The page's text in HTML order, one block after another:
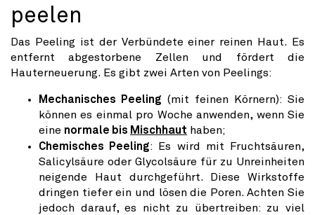
peelen
Das Peeling ist der Verbündete einer reinen Haut. Es
entfernt abgestorbene Zellen und fördert die
Hauterneuerung. Es gibt zwei Arten von Peelings:
Mechanisches Peeling (mit feinen Körnern): Sie
können es einmal pro Woche anwenden, wenn Sie
eine normale bis Mischhaut haben;
Chemisches Peeling: Es wird mit Fruchtsäuren,
Salicylsäure oder Glycolsäure für zu Unreinheiten
neigende Haut durchgeführt. Diese Wirkstoffe
dringen tiefer ein und lösen die Poren. Achten Sie
jedoch darauf, es nicht zu übertreiben: zu viel